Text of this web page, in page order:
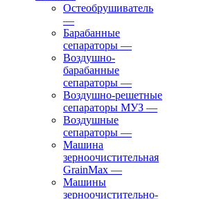
Остеобрушиватель
—
Барабанные
сепараторы —
Воздушно-
барабанные
сепараторы —
Воздушно-решетные
сепараторы МУЗ —
Воздушные
сепараторы —
Машина
зерноочистительная
GrainMax —
Машины
зерноочистительно-